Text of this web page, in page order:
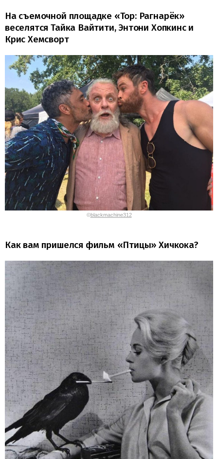
На съемочной площадке «Тор: Рагнарёк»
веселятся Тайка Вайтити, Энтони Хопкинс и
Крис Хемсворт
©blackmachine312
Как вам пришелся фильм «Птицы» Хичкока?